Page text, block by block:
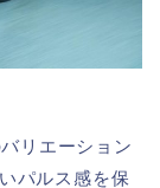
リエーション
パルス感を保